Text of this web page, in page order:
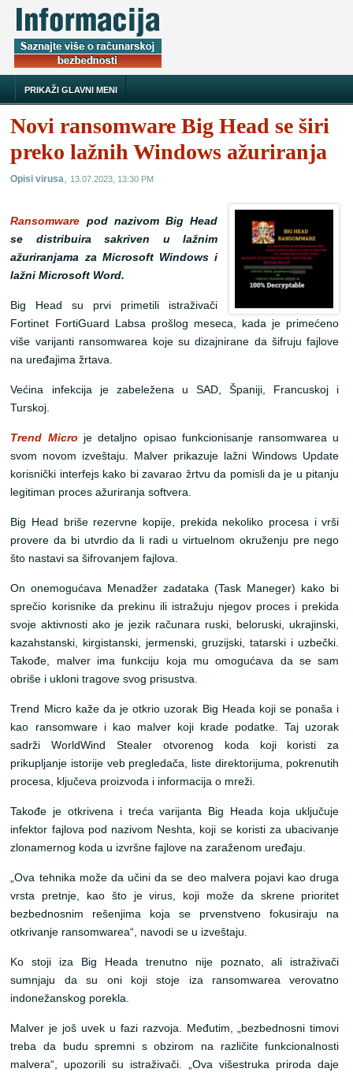
PRIKAŽI GLAVNI MENI
Novi ransomware Big Head se širi
preko lažnih Windows ažuriranja
Opisi virusa, 13.07.2023, 13:30 PM
Ransomware pod nazivom Big Head
se distribuira sakriven u lažnim
ažuriranjama za Microsoft Windows i
lažni Microsoft Word.
Big Head su prvi primetili istraživači
Fortinet FortiGuard Labsa prošlog meseca, kada je primećeno
više varijanti ransomwarea koje su dizajnirane da šifruju fajlove
na uređajima žrtava.
Većina infekcija je zabeležena u SAD, Španiji, Francuskoj i
Turskoj.
Trend Micro je detaljno opisao funkcionisanje ransomwarea u
svom novom izveštaju. Malver prikazuje lažni Windows Update
korisnički interfejs kako bi zavarao žrtvu da pomisli da je u pitanju
legitiman proces ažuriranja softvera.
Big Head briše rezervne kopije, prekida nekoliko procesa i vrši
provere da bi utvrdio da li radi u virtuelnom okruženju pre nego
što nastavi sa šifrovanjem fajlova.
On onemogućava Menadžer zadataka (Task Maneger) kako bi
sprečio korisnike da prekinu ili istražuju njegov proces i prekida
svoje aktivnosti ako je jezik računara ruski, beloruski, ukrajinski,
kazahstanski, kirgistanski, jermenski, gruzijski, tatarski i uzbečki.
Takođe, malver ima funkciju koja mu omogućava da se sam
obriše i ukloni tragove svog prisustva.
Trend Micro kaže da je otkrio uzorak Big Heada koji se ponaša i
kao ransomware i kao malver koji krade podatke. Taj uzorak
sadrži WorldWind Stealer otvorenog koda koji koristi za
prikupljanje istorije veb pregledača, liste direktorijuma, pokrenutih
procesa, ključeva proizvoda i informacija o mreži.
Takođe je otkrivena i treća varijanta Big Heada koja uključuje
infektor fajlova pod nazivom Neshta, koji se koristi za ubacivanje
zlonamernog koda u izvršne fajlove na zaraženom uređaju.
„Ova tehnika može da učini da se deo malvera pojavi kao druga
vrsta pretnje, kao što je virus, koji može da skrene prioritet
bezbednosnim rešenjima koja se prvenstveno fokusiraju na
otkrivanje ransomwarea“, navodi se u izveštaju.
Ko stoji iza Big Heada trenutno nije poznato, ali istraživači
sumnjaju da su oni koji stoje iza ransomwarea verovatno
indonežanskog porekla.
Malver je još uvek u fazi razvoja. Međutim, „bezbednosni timovi
treba da budu spremni s obzirom na različite funkcionalnosti
malvera“, upozorili su istraživači. „Ova višestruka priroda daje